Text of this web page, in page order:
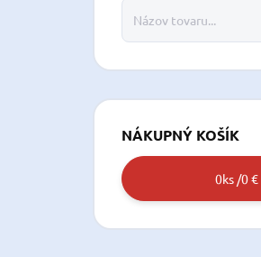
NÁKUPNÝ KOŠÍK
0ks /0 €